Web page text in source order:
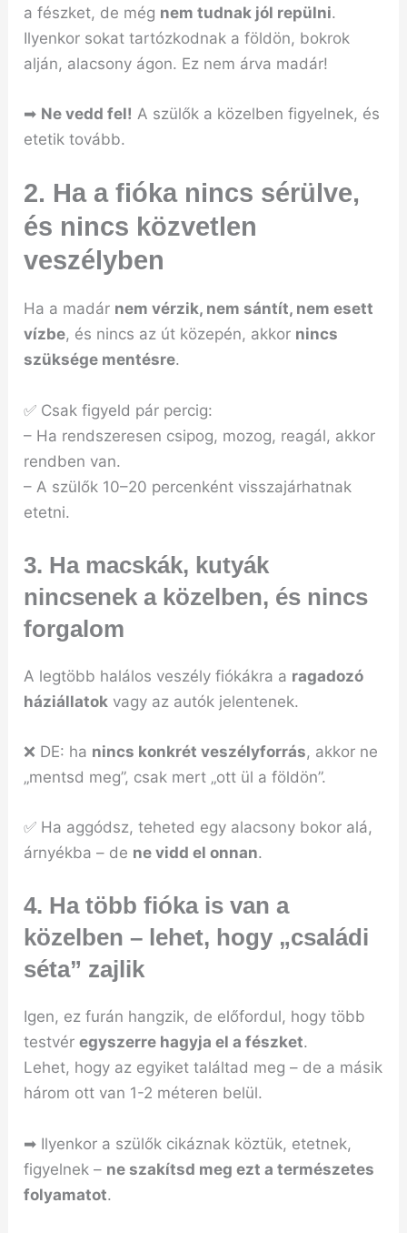
a fészket, de még nem tudnak jól repülni.
Ilyenkor sokat tartózkodnak a földön, bokrok
alján, alacsony ágon. Ez nem árva madár!
➡ Ne vedd fel! A szülők a közelben figyelnek, és
etetik tovább.
2. Ha a fióka nincs sérülve,
és nincs közvetlen
veszélyben
Ha a madár nem vérzik, nem sántít, nem esett
vízbe, és nincs az út közepén, akkor nincs
szüksége mentésre.
✅ Csak figyeld pár percig:
– Ha rendszeresen csipog, mozog, reagál, akkor
rendben van.
– A szülők 10–20 percenként visszajárhatnak
etetni.
3. Ha macskák, kutyák
nincsenek a közelben, és nincs
forgalom
A legtöbb halálos veszély fiókákra a ragadozó
háziállatok vagy az autók jelentenek.
❌ DE: ha nincs konkrét veszélyforrás, akkor ne
„mentsd meg”, csak mert „ott ül a földön”.
✅ Ha aggódsz, teheted egy alacsony bokor alá,
árnyékba – de ne vidd el onnan.
4. Hatöbb fióka is van a
közelben – lehet, hogy „családi
séta” zajlik
Igen, ez furán hangzik, de előfordul, hogy több
testvéregyszerre hagyja el a fészket.
Lehet, hogy az egyiket találtad meg – de a másik
három ott van 1-2 méteren belül.
➡ Ilyenkor a szülők cikáznak köztük, etetnek,
figyelnek – ne szakítsd meg ezt a természetes
folyamatot.